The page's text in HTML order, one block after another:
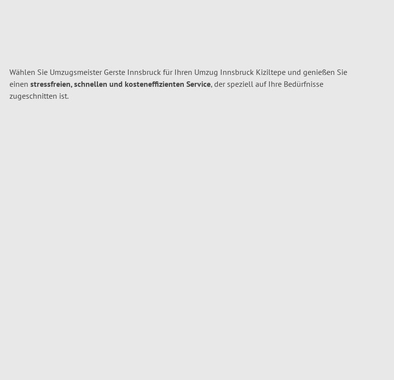
Wählen Sie Umzugsmeister Gerste Innsbruck für Ihren Umzug Innsbruck Kiziltepe und genießen Sie
einen stressfreien, schnellen und kosteneffizienten Service, der speziell auf Ihre Bedürfnisse
zugeschnitten ist.